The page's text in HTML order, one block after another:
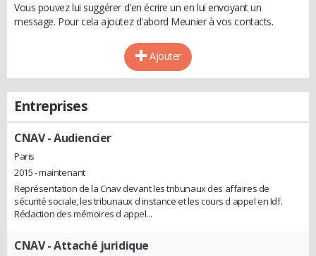
Vous pouvez lui suggérer d'en écrire un en lui envoyant un
message. Pour cela ajoutez d'abord Meunier à vos contacts.
Ajouter
Entreprises
CNAV- Audiencier
Paris
2015 - maintenant
Représentation de la Cnav devant les tribunaux des affaires de
sécurité sociale, les tribunaux d instance et les cours d appel en Idf.
Rédaction des mémoires d appel...
CNAV- Attaché juridique